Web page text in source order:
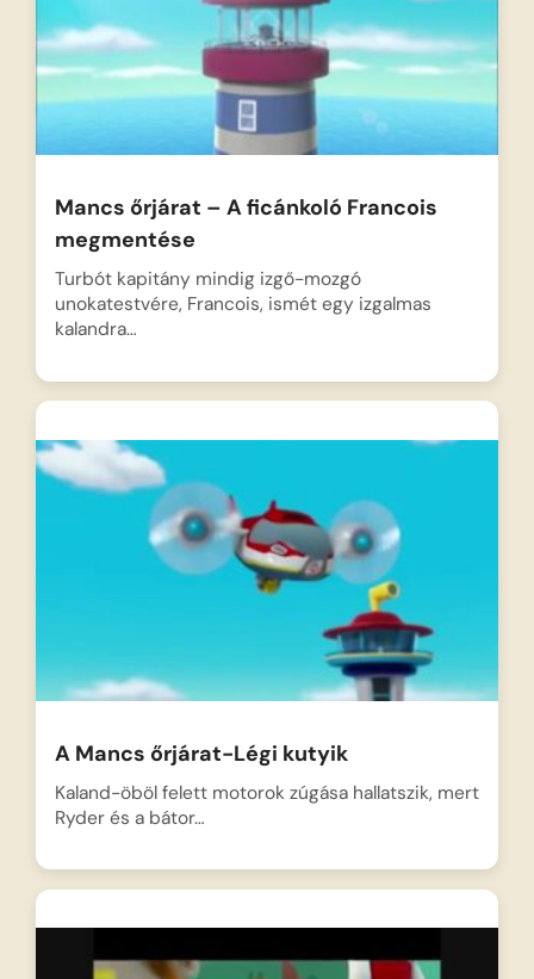
Mancs őrjárat – A ficánkoló Francois
megmentése
Turbót kapitány mindig izgő-mozgó
unokatestvére, Francois, ismét egy izgalmas
kalandra…
A Mancs őrjárat-Légi kutyik
Kaland-öböl felett motorok zúgása hallatszik, mert
Ryder és a bátor…